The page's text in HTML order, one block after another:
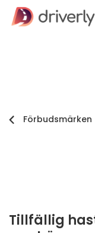
Förbudsmärken
Tillfällig